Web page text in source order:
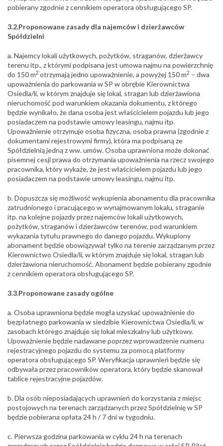
pobierany zgodnie z cennikiem operatora obsługującego SP.
3.2.Proponowane zasady dla najemców i dzierżawców
Spółdzielni
a. Najemcy lokali użytkowych, pożytków, straganów, dzierżawcy
terenu itp., z którymi podpisana jest umowa najmu na powierzchnię
do 150 m2 otrzymają jedno upoważnienie, a powyżej 150 m2 – dwa
upoważnienia do parkowania w SP w obrębie Kierownictwa
Osiedla/li, w którym znajduje się lokal, stragan lub dzierżawiona
nieruchomość pod warunkiem okazania dokumentu, z którego
będzie wynikało, że dana osoba jest właścicielem pojazdu lub jego
posiadaczem na podstawie umowy leasingu, najmu itp.
Upoważnienie otrzymuje osoba fizyczna, osoba prawna (zgodnie z
dokumentami rejestrowymi firmy), która ma podpisaną ze
Spółdzielnią jedną z ww. umów. Osoba uprawniona może dokonać
pisemnej cesji prawa do otrzymania upoważnienia na rzecz swojego
pracownika, który wykaże, że jest właścicielem pojazdu lub jego
posiadaczem na podstawie umowy leasingu, najmu itp.
b. Dopuszcza się możliwość wykupienia abonamentu dla pracownika
zatrudnionego i pracującego w wynajmowanym lokalu, straganie
itp. na kolejne pojazdy przez najemców lokali użytkowych,
pożytków, straganów i dzierżawców terenów, pod warunkiem
wykazania tytułu prawnego do danego pojazdu. Wykupiony
abonament będzie obowiązywał tylko na terenie zarządzanym przez
Kierownictwo Osiedla/li, w którym znajduje się lokal, stragan lub
dzierżawiona nieruchomość. Abonament będzie pobierany zgodnie
z cennikiem operatora obsługującego SP.
3.3.Proponowane zasady ogólne
a. Osoba uprawniona będzie mogła uzyskać upoważnienie do
bezpłatnego parkowania w siedzibie Kierownictwa Osiedla/li, w
zasobach którego znajduje się lokal mieszkalny lub użytkowy.
Upoważnienie będzie nadawane poprzez wprowadzenie numeru
rejestracyjnego pojazdu do systemu za pomocą platformy
operatora obsługującego SP. Weryfikacja uprawnień będzie się
odbywała przez pracowników operatora, który będzie skanował
tablice rejestracyjne pojazdów.
b. Dla osób nieposiadających uprawnień do korzystania z miejsc
postojowych na terenach zarządzanych przez Spółdzielnię w SP
będzie pobierana opłata 24 h / 7 dni w tygodniu.
c. Pierwsza godzina parkowania w cyklu 24 h na terenach